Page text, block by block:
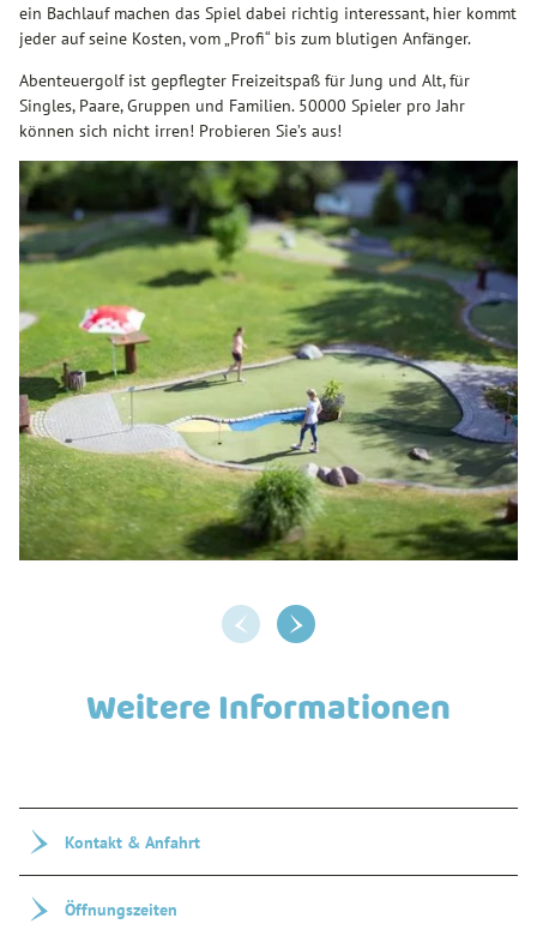
ein Bachlauf machen das Spiel dabei richtig interessant, hier kommt
jeder auf seine Kosten, vom „Profi“ bis zum blutigen Anfänger.
Abenteuergolf ist gepflegter Freizeitspaß für Jung und Alt, für
Singles, Paare, Gruppen und Familien. 50000 Spieler pro Jahr
können sich nicht irren! Probieren Sie’s aus!
Weitere Informationen
Kontakt & Anfahrt
Öffnungszeiten